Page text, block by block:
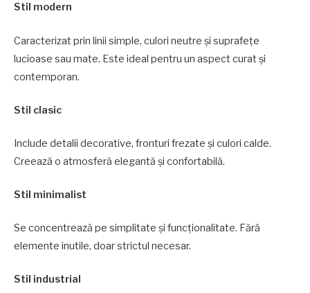
Stil modern
Caracterizat prin linii simple, culori neutre și suprafețe
lucioase sau mate. Este ideal pentru un aspect curat și
contemporan.
Stil clasic
Include detalii decorative, fronturi frezate și culori calde.
Creează o atmosferă elegantă și confortabilă.
Stil minimalist
Se concentrează pe simplitate și funcționalitate. Fără
elemente inutile, doar strictul necesar.
Stil industrial